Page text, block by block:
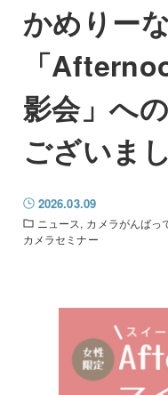
かめりー
「
影会」へ
ございま
2026.03.09
ニュース カメラがんばっ
カメラセミナー